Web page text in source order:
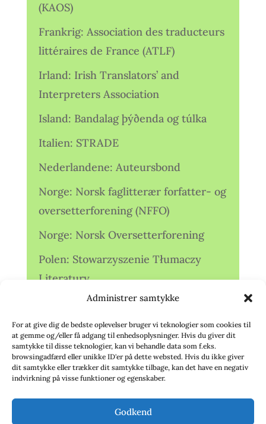
Administrer samtykke
For at give dig de bedste oplevelser bruger vi teknologier som cookies til
at gemme og/eller få adgang til enhedsoplysninger. Hvis du giver dit
samtykke til disse teknologier, kan vi behandle data som f.eks.
browsingadfærd eller unikke ID'er på dette websted. Hvis du ikke giver
dit samtykke eller trækker dit samtykke tilbage, kan det have en negativ
indvirkning på visse funktioner og egenskaber.
Godkend
(KAOS)
Frankrig: Association des traducteurs
littéraires de France (ATLF)
Irland: Irish Translators’ and
Interpreters Association
Island: Bandalag þýðenda og túlka
Italien: STRADE
Nederlandene: Auteursbond
Norge: Norsk faglitterær forfatter- og
oversetterforening (NFFO)
Norge: Norsk Oversetterforening
Polen: Stowarzyszenie Tłumaczy
Literatury
Storbritannien: Translators
Association (TA)
Sverige: Översättarsektionen (Ö.)
Sverige: Översättarcentrum (ÖC)
deutschsprachiger Übersetzer (VdÜ)